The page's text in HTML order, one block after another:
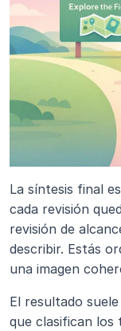
La síntesis final
cada revisión
revisión de
describir. Estás
una imagen
El resultado
que clasifican los